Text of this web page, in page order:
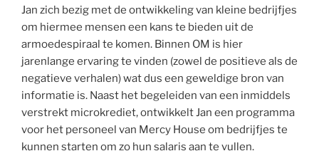
Jan zich bezig met de ontwikkeling van kleine bedrijfjes
om hiermee mensen een kans te bieden uit de
armoedespiraal te komen. Binnen OM is hier
jarenlange ervaring te vinden (zowel de positieve als de
negatieve verhalen) wat dus een geweldige bron van
informatie is. Naast het begeleiden van een inmiddels
verstrekt microkrediet, ontwikkelt Jan een programma
voor het personeel van Mercy House om bedrijfjes te
kunnen starten om zo hun salaris aan te vullen.